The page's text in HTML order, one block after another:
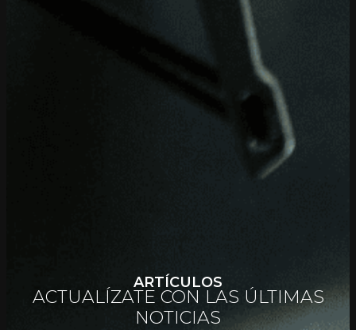
ARTÍCULOS
ACTUALÍZATE CON LAS ÚLTIMAS
NOTICIAS